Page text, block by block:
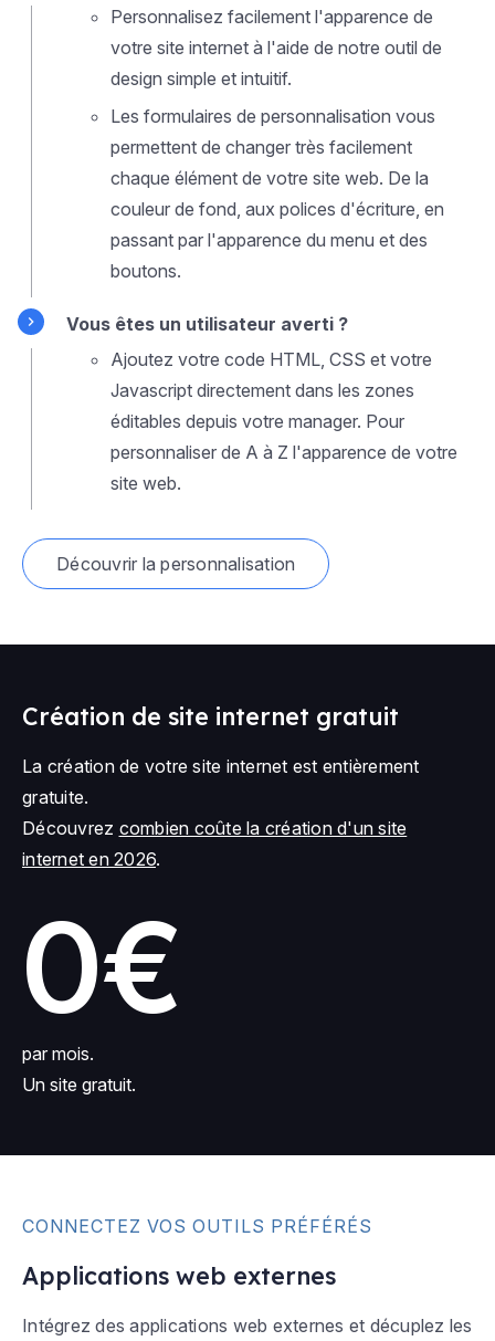
Personnalisez facilement l'apparence de
votre site internet à l'aide de notre outil de
design simple et intuitif.
Les formulaires de personnalisation vous
permettent de changer très facilement
chaque élément de votre site web. De la
couleur de fond, aux polices d'écriture, en
passant par l'apparence du menu et des
boutons.
Vous êtes un utilisateur averti ?
Ajoutez votre code HTML, CSS et votre
Javascript directement dans les zones
éditables depuis votre manager. Pour
personnaliser de A à Z l'apparence de votre
site web.
Découvrir la personnalisation
Création de site internet gratuit
La création de votre site internet est entièrement
gratuite.
Découvrez combien coûte la création d'un site
internet en 2026.
0€
par mois.
Un site gratuit.
CONNECTEZ VOS OUTILS PRÉFÉRÉS
Applications web externes
Intégrez des applications web externes et décuplez les